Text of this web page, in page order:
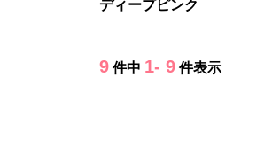
ディープピンク
9 件中 1- 9 件表示